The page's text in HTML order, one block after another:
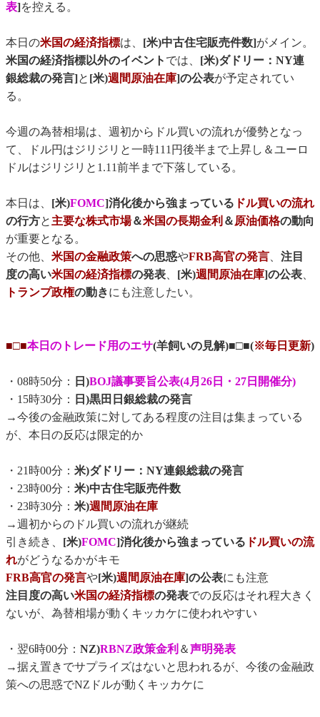
表]を控える。
本日の米国の経済指標は、 [米)中古住宅販売件数]がメイン。
米国の経済指標以外のイベント では、 [米)ダドリー：NY連
銀総裁の発言]と [米)週間原油在庫]の公表が予定されてい
る。
今週の為替相場は、週初からドル買いの流れが優勢となっ
て、ドル円はジリジリと一時111円後半まで上昇し＆ユーロ
ドルはジリジリと1.11前半まで下落している。
本日は、 [米)FOMC]消化後から強まっている ドル買いの流れ
の行方と主要な株式市場＆米国の長期金利 ＆原油価格の動向
が重要となる。
その他、 米国の金融政策への思惑やFRB高官の発言、 注目
度の高い米国の経済指標の発表、 [米)週間原油在庫]の公表、
トランプ政権の動きにも注意したい。
■□■本日のトレード用のエサ(羊飼いの見解)■□■(※毎日更新)
・08時50分： 日)BOJ議事要旨公表(4月26日・27日開催分)
・15時30分：
日)黒田日銀総裁の発言
→今後の金融政策に対してある程度の注目は集まっている
が、本日の反応は限定的か
・21時00分： 米)ダドリー：NY連銀総裁の発言
・23時00分： 米)中古住宅販売件数
・23時30分： 米)週間原油在庫
→週初からのドル買いの流れが継続
引き続き、 [米)FOMC]消化後から強まっている ドル買いの流
れがどうなるかがキモ
FRB高官の発言や[米)週間原油在庫]の公表にも注意
注目度の高い米国の経済指標の発表での反応はそれ程大きく
ないが、為替相場が動くキッカケに使われやすい
・翌6時00分： NZ)RBNZ政策金利 ＆声明発表
→据え置きでサプライズはないと思われるが、今後の金融政
策への思惑でNZドルが動くキッカケに